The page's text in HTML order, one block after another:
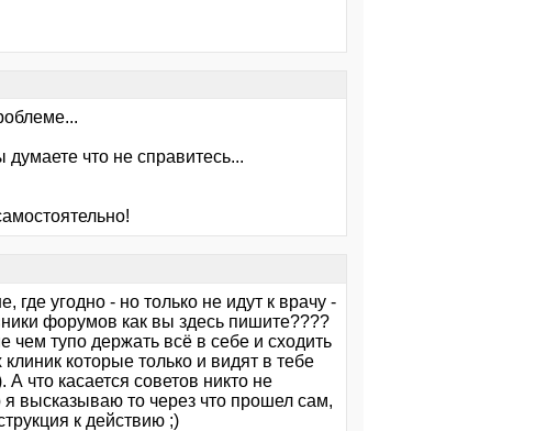
что не справитесь...
угодно - но только не идут к врачу -
форумов как вы здесь пишите????
тупо держать всё в себе и сходить
которые только и видят в тебе
что касается советов никто не
высказываю то через что прошел сам,
к действию ;)